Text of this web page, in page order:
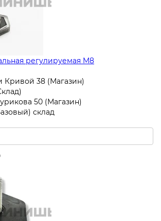
регулируемая M8
Кривой 38 (Магазин)
50 (Магазин)
склад